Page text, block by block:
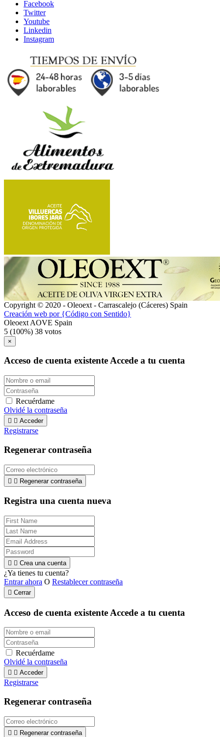
Facebook
Twitter
Youtube
Linkedin
Instagram
Copyright © 2020 - Oleoext - Carrascalejo (Cáceres) Spain
Creación web por {Código con Sentido}
Oleoext AOVE Spain
5 (100%) 38 votos
×
Acceso de cuenta existenteAccede a tu cuenta
Recuérdame
Olvidé la contraseña
  Acceder
Registrarse
Regenerar contraseña
  Regenerar contraseña
Registra una cuenta nueva
  Crea una cuenta
¿Ya tienes tu cuenta?
Entrar ahora O Restablecer contraseña
 Cerrar
Acceso de cuenta existente Accede a tu cuenta
Recuérdame
Olvidé la contraseña
  Acceder
Registrarse
Regenerar contraseña
  Regenerar contraseña